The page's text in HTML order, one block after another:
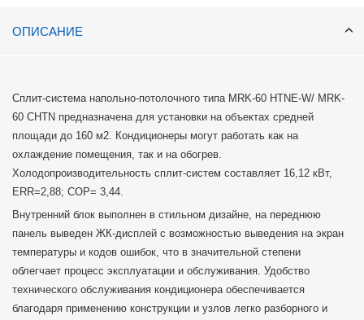
ОПИСАНИЕ
Сплит-система напольно-потолочного типа MRK-60 HTNE-W/ MRK-
60 CHTN предназначена для установки на объектах средней
площади до 160 м2. Кондиционеры могут работать как на
охлаждение помещения, так и на обогрев.
Холодопроизводительность сплит-систем составляет 16,12 кВт,
ERR=2,88; COP= 3,44.
Внутренний блок выполнен в стильном дизайне, на переднюю
панель выведен ЖК-дисплей с возможностью выведения на экран
температуры и кодов ошибок, что в значительной степени
облегчает процесс эксплуатации и обслуживания. Удобство
технического обслуживания кондиционера обеспечивается
благодаря применению конструкции и узлов легко разборного и